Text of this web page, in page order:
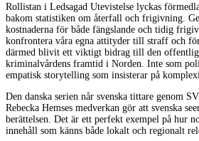
Rollistan i Ledsagad Utevistelse lyckas
bakom statistiken om återfall och frigivning.
kostnaderna för både fängslande och tidig
konfrontera våra egna attityder till straff och
därmed blivit ett viktigt bidrag till den
kriminalvårdens framtid i Norden. Inte som
empatisk storytelling som insisterar på
Den danska serien når svenska tittare genom
Rebecka Hemses medverkan gör att svenska
berättelsen. Det är ett perfekt exempel på hur
innehåll som känns både lokalt och regionalt